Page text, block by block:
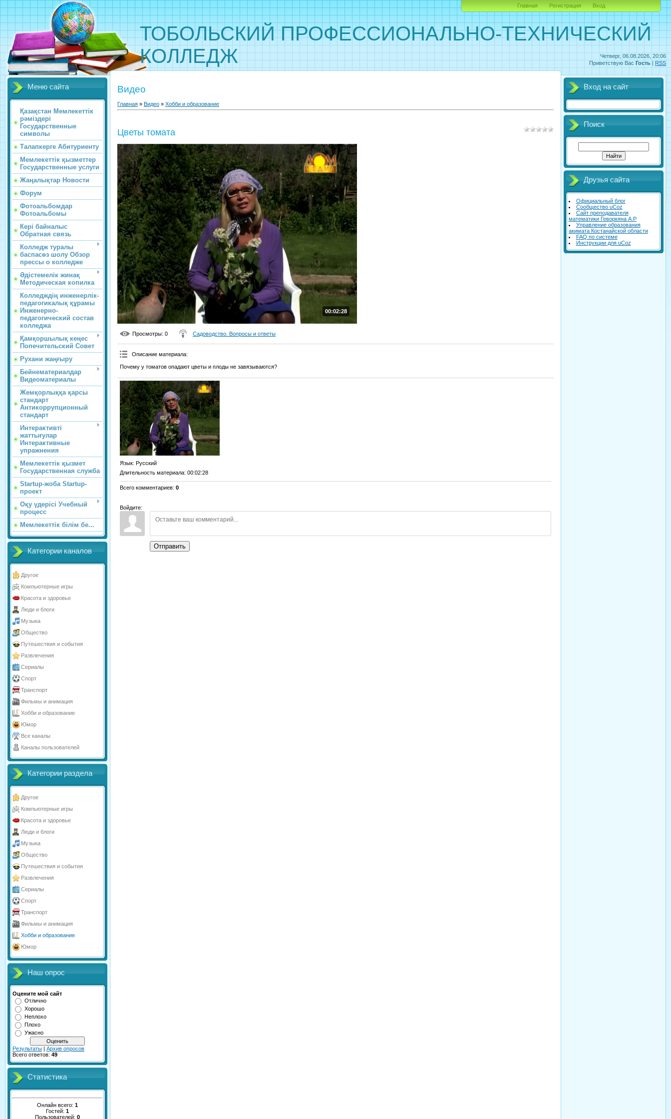
Четверг, 06.08.2026, 20:06
Приветствую Вас Гость | RSS
ТОБОЛЬСКИЙ ПРОФЕССИОНАЛЬНО-ТЕХНИЧЕСКИЙ
КОЛЛЕДЖ
Главная Регистрация Вход
Меню сайта
Қазақстан Мемлекеттік
рәміздері
Государственные
символы
Талапкерге Абитуриенту
Мемлекеттік қызметтер
Государственные услуги
Жаңалықтар Новости
Форум
Фотоальбомдар
Фотоальбомы
Кері байналыс
Обратная связь
Колледж туралы
баспасөз шолу Обзор
прессы о колледже
Әдістемелік жинақ
Методическая копилка
Колледждің инженерлік-
педагогикалық құрамы
Инженерно-
педагогический состав
колледжа
Қамқоршылық кеңес
Попечительский Совет
Рухани жаңғыру
Бейнематериалдар
Видеоматериалы
Жемқорлыққа қарсы
стандарт
Антикоррупционный
стандарт
Интерактивті
жаттығулар
Интерактивные
упражнения
Мемлекеттік қызмет
Государственная служба
Startup-жоба Startup-
проект
Оқу үдерісі Учебный
процесс
Мемлекеттік білім бе...
Категории каналов
Другое
Компьютерные игры
Красота и здоровье
Люди и блоги
Музыка
Общество
Путешествия и события
Развлечения
Сериалы
Спорт
Транспорт
Фильмы и анимация
Хобби и образование
Юмор
Все каналы
Каналы пользователей
Категории раздела
Другое
Компьютерные игры
Красота и здоровье
Люди и блоги
Музыка
Общество
Путешествия и события
Развлечения
Сериалы
Спорт
Транспорт
Фильмы и анимация
Хобби и образование
Юмор
Наш опрос
Оцените мой сайт
Отлично
Хорошо
Неплохо
Плохо
Ужасно
Результаты | Архив опросов
Всего ответов: 49
Статистика
Онлайн всего: 1
Гостей: 1
Пользователей: 0
Видео
Главная » Видео » Хобби и образование
Цветы томата
00:02:28
Просмотры: 0 Садоводство. Вопросы и ответы
Описание материала:
Почему у томатов опадают цветы и плоды не завязываются?
Язык: Русский
Длительность материала: 00:02:28
Всего комментариев: 0
Войдите:
Отправить
Вход на сайт
Поиск
Друзья сайта
Официальный блог
Сообщество uCoz
Сайт преподавателя
математики Геворкяна А.Р
Управление образования
акимата Костанайской области
FAQ по системе
Инструкции для uCoz